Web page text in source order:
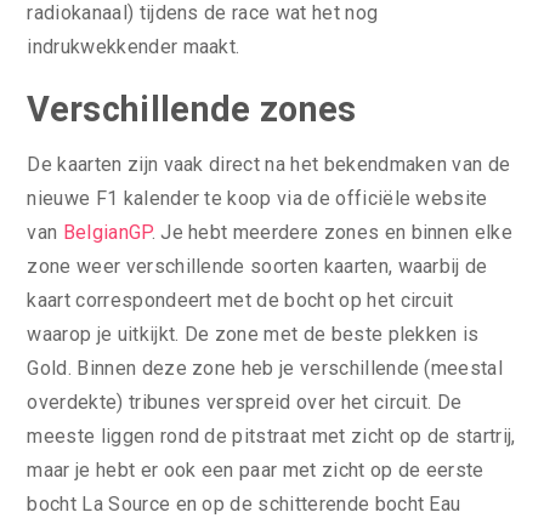
radiokanaal) tijdens de race wat het nog
indrukwekkender maakt.
Verschillende zones
De kaarten zijn vaak direct na het bekendmaken van de
nieuwe F1 kalender te koop via de officiële website
van BelgianGP. Je hebt meerdere zones en binnen elke
zone weer verschillende soorten kaarten, waarbij de
kaart correspondeert met de bocht op het circuit
waarop je uitkijkt. De zone met de beste plekken is
Gold. Binnen deze zone heb je verschillende (meestal
overdekte) tribunes verspreid over het circuit. De
meeste liggen rond de pitstraat met zicht op de startrij,
maar je hebt er ook een paar met zicht op de eerste
bocht La Source en op de schitterende bocht Eau